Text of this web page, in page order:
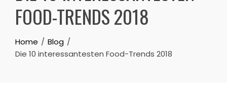
FOOD-TRENDS 2018
Home
Blog
Die 10 interessantesten Food-Trends 2018